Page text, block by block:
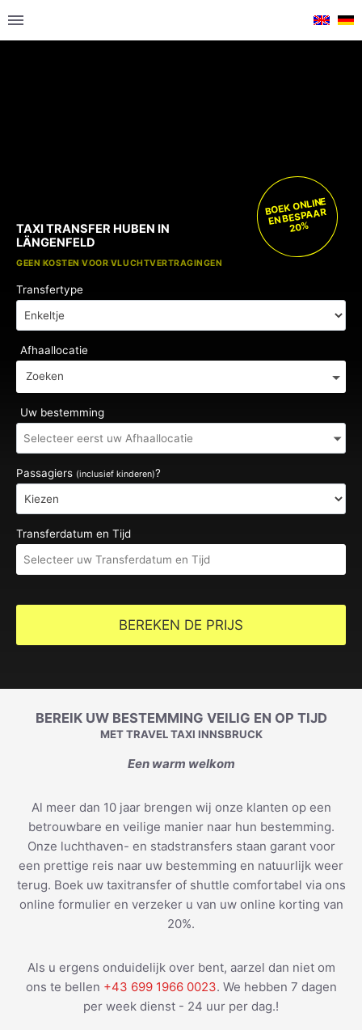
GRATIS KINDERZITJES
GEEN KOSTEN VOOR VLUCHTVERTRAGINGEN
TAXI TRANSFER HUBEN IN
LÄNGENFELD
BOEK ONLINE
EN BESPAAR
20%
Transfertype
Afhaallocatie
Zoeken
Uw bestemming
Passagiers (inclusief kinderen)?
Transferdatum en Tijd
BEREKEN DE PRIJS
BEREIK UW BESTEMMING VEILIG EN OP TIJD
MET TRAVEL TAXI INNSBRUCK
Een warm welkom
Al meer dan 10 jaar brengen wij onze klanten op een
betrouwbare en veilige manier naar hun bestemming.
Onze luchthaven- en stadstransfers staan garant voor
een prettige reis naar uw bestemming en natuurlijk weer
terug. Boek uw taxitransfer of shuttle comfortabel via ons
online formulier en verzeker u van uw online korting van
20%.
Als u ergens onduidelijk over bent, aarzel dan niet om
ons te bellen +43 699 1966 0023. We hebben 7 dagen
per week dienst - 24 uur per dag.!